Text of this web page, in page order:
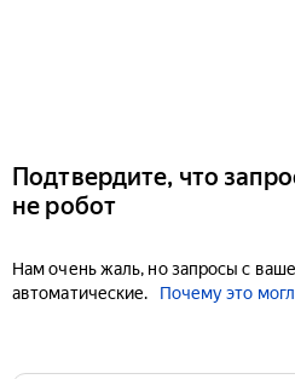
Подтвердите, что
не робот
Нам очень жаль, но запросы с
автоматические.
Почему это